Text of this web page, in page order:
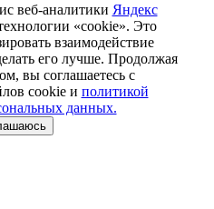
веб-аналитики Яндекс
«cookie». Это
взаимодействие
его лучше. Продолжая
вы соглашаетесь с
cookie и политикой
данных.